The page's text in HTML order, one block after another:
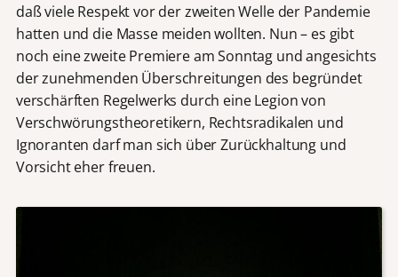
daß viele Respekt vor der zweiten Welle der Pandemie
hatten und die Masse meiden wollten. Nun – es gibt
noch eine zweite Premiere am Sonntag und angesichts
der zunehmenden Überschreitungen des begründet
verschärften Regelwerks durch eine Legion von
Verschwörungstheoretikern, Rechtsradikalen und
Ignoranten darf man sich über Zurückhaltung und
Vorsicht eher freuen.